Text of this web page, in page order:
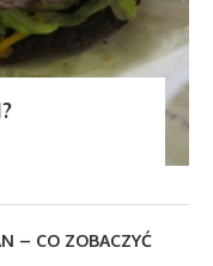
– CO ZOBACZYĆ